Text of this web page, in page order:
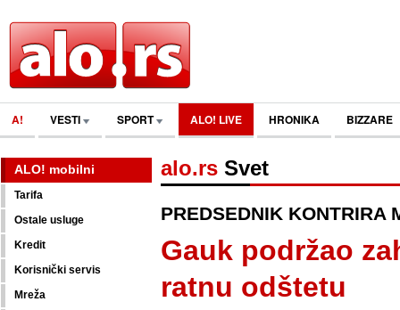
A! VESTI SPORT ALO! LIVE HRONIKA BIZZARE
ALO! mobilni
Tarifa
Ostale usluge
Kredit
Korisnički servis
Mreža
alo.rs Svet
PREDSEDNIK KONTRIRA
Gauk podržao
ratnu odštetu